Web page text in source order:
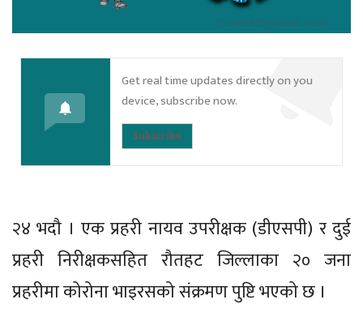
Get real time updates directly on you
device, subscribe now.
Subscribe
२४ भदौ । एक प्रहरी नायव उपरीक्षक (डीएसपी) र दुई
प्रहरी निरीक्षकसहित रौतहट जिल्लाका २० जना
प्रहरीमा कोरोना भाइरसको संक्रमण पुष्टि भएको छ ।